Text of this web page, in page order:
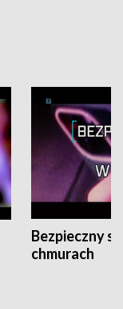
Bezpieczny
chmurach